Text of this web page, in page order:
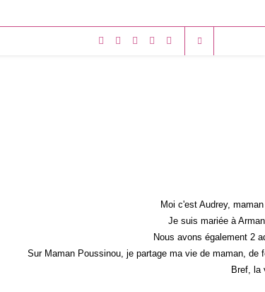
Moi c'est Audrey,
Je suis mariée à
Nous avons également 2
Sur Maman Poussinou, je partage ma vie de maman,
Bref, la